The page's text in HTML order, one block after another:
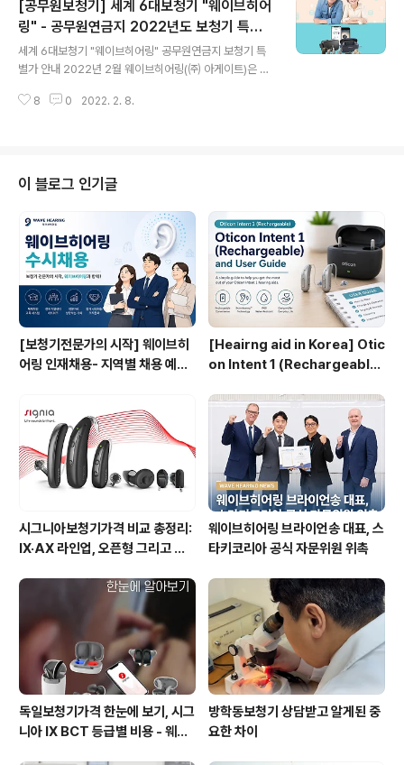
는 코로나19 장기화로 인한 일상이 된 마스크 착용으로 가
벼운 경도 난청자의 의사소통이 어려워진 이유가 제일 크
다고 밝혔다. 웨이브히어링 청각연구팀은 최근 3년간 연도
별 보청기 고객 관련 데이터 비교 시 2021년 보청기 판매
수량이 2019년 수량보다 약 10% 정도 증가하였고 보청
기를 구입하는 난청 수준(청력손실 정도) 중 경도 난청(25
[공무원보청기] 세계 6대보청기 "웨이브히어
링" - 공무원연금지 2022년도 보청기 특별
가 안내
세계 6대보청기 "웨이브히어링" 공무원연금지 보청기 특
별가 안내 2022년 2월 웨이브히어링(㈜ 아게이트)은 공
속 회원들에게 신뢰를 바탕으로 7년 연속 청각서비스를 제
다. 지난 6년간 웨이브히어링에서 보청기를 구입하신 공무
원 가족 분들의 수가 늘어남에 따라 공무원 회원 및 가족들
로부터 저희 웨이브히어링 전국 임직원 모두가 두터운 신
임을 얻게 되어서 영광스럽다고 전했다. (주)아게이트 (A.
GATE 대표 송 욱)는 세계 6대 브랜드 (오티콘, 스타키, 포
낙, 시그니아 등) 보청기를 보..
8 0 2022. 2. 8.
이 블로그 인기글
[보청기전문가의 시작] 웨이브히
어링 인재채용- 지역별 채용 예정
[Heairng aid in Korea] Otic
on Intent 1 (Rechargeable)
ng & Daily Care | WaveHea
ring in Seoul
시그니아보청기가격 비교 총정리:
IX·AX 라인업, 오픈형 그리고 귓
브히어링 부산직영점
웨이브히어링 브라이언송 대표, 스
타키코리아 공식 자문위원 위촉
독일보청기가격 한눈에 보기, 시그
니아 IX BCT 등급별 비용 - 웨이
방학동보청기 상담받고 알게된 중
요한 차이